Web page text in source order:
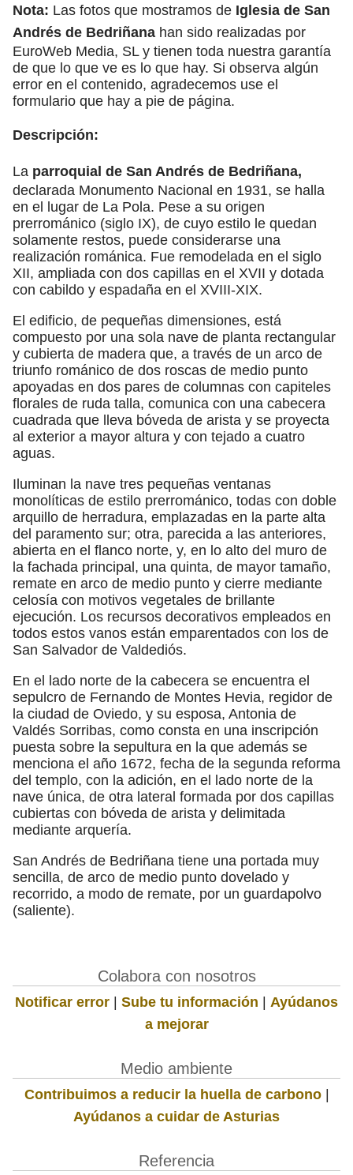
Nota: Las fotos que mostramos de Iglesia de San
Andrés de Bedriñana han sido realizadas por
EuroWeb Media, SL y tienen toda nuestra garantía
de que lo que ve es lo que hay. Si observa algún
error en el contenido, agradecemos use el
formulario que hay a pie de página.
Descripción:
La parroquial de San Andrés de Bedriñana,
declarada Monumento Nacional en 1931, se halla
en el lugar de La Pola. Pese a su origen
prerrománico (siglo IX), de cuyo estilo le quedan
solamente restos, puede considerarse una
realización románica. Fue remodelada en el siglo
XII, ampliada con dos capillas en el XVII y dotada
con cabildo y espadaña en el XVIII-XIX.
El edificio, de pequeñas dimensiones, está
compuesto por una sola nave de planta rectangular
y cubierta de madera que, a través de un arco de
triunfo románico de dos roscas de medio punto
apoyadas en dos pares de columnas con capiteles
florales de ruda talla, comunica con una cabecera
cuadrada que lleva bóveda de arista y se proyecta
al exterior a mayor altura y con tejado a cuatro
aguas.
Iluminan la nave tres pequeñas ventanas
monolíticas de estilo prerrománico, todas con doble
arquillo de herradura, emplazadas en la parte alta
del paramento sur; otra, parecida a las anteriores,
abierta en el flanco norte, y, en lo alto del muro de
la fachada principal, una quinta, de mayor tamaño,
remate en arco de medio punto y cierre mediante
celosía con motivos vegetales de brillante
ejecución. Los recursos decorativos empleados en
todos estos vanos están emparentados con los de
San Salvador de Valdediós.
En el lado norte de la cabecera se encuentra el
sepulcro de Fernando de Montes Hevia, regidor de
la ciudad de Oviedo, y su esposa, Antonia de
Valdés Sorribas, como consta en una inscripción
puesta sobre la sepultura en la que además se
menciona el año 1672, fecha de la segunda reforma
del templo, con la adición, en el lado norte de la
nave única, de otra lateral formada por dos capillas
cubiertas con bóveda de arista y delimitada
mediante arquería.
San Andrés de Bedriñana tiene una portada muy
sencilla, de arco de medio punto dovelado y
recorrido, a modo de remate, por un guardapolvo
(saliente).
Colabora con nosotros
Notificar error | Sube tu información | Ayúdanos
a mejorar
Medio ambiente
Contribuimos a reducir la huella de carbono|
Ayúdanos a cuidar de Asturias
Referencia